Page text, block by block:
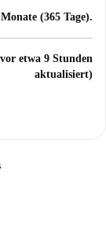
(365 Tage).
etwa 9 Stunden
aktualisiert)